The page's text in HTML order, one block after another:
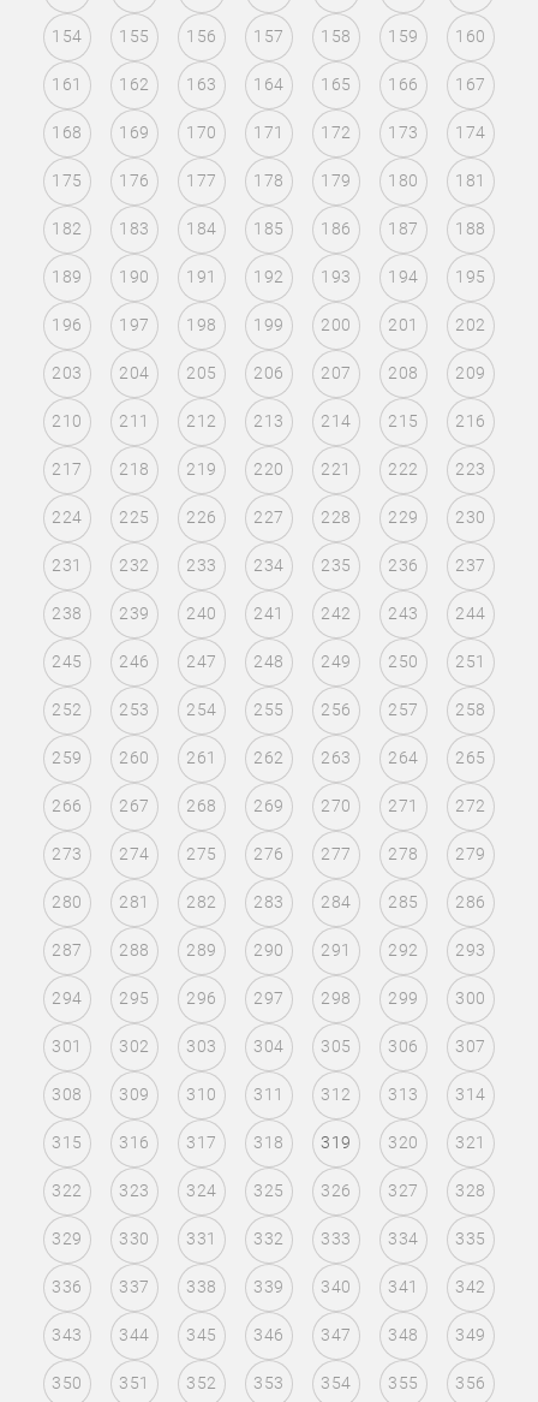
154 155 156 157 158 159 160
161 162 163 164 165 166 167
168 169 170 171 172 173 174
175 176 177 178 179 180 181
182 183 184 185 186 187 188
189 190 191 192 193 194 195
196 197 198 199 200 201 202
203 204 205 206 207 208 209
210 211 212 213 214 215 216
217 218 219 220 221 222 223
224 225 226 227 228 229 230
231 232 233 234 235 236 237
238 239 240 241 242 243 244
245 246 247 248 249 250 251
252 253 254 255 256 257 258
259 260 261 262 263 264 265
266 267 268 269 270 271 272
273 274 275 276 277 278 279
280 281 282 283 284 285 286
287 288 289 290 291 292 293
294 295 296 297 298 299 300
301 302 303 304 305 306 307
308 309 310 311 312 313 314
315 316 317 318 319 320 321
322 323 324 325 326 327 328
329 330 331 332 333 334 335
336 337 338 339 340 341 342
343 344 345 346 347 348 349
350 351 352 353 354 355 356